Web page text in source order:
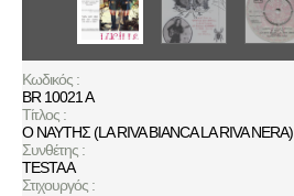
Κωδικός :
BR 10021 A
Τίτλος :
Ο ΝΑΥΤΗΣ (LA RIVA BIANCA LA RIVA NERA)
Συνθέτης :
TESTA A
Στιχουργός :